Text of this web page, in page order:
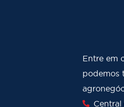
Entre em
podemos
Central